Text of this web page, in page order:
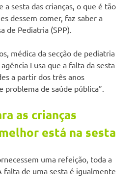
a sesta das crianças, o que é tão
dessem comer, faz saber a
de Pediatria (SPP).
médica da secção de pediatria
agência Lusa que a falta da sesta
a partir dos três anos
problema de saúde pública”.
as crianças
está na sesta
uma refeição, toda a
falta de uma sesta é igualmente